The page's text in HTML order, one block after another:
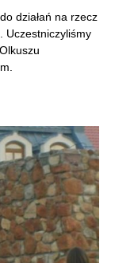
działań na rzecz
Uczestniczyliśmy